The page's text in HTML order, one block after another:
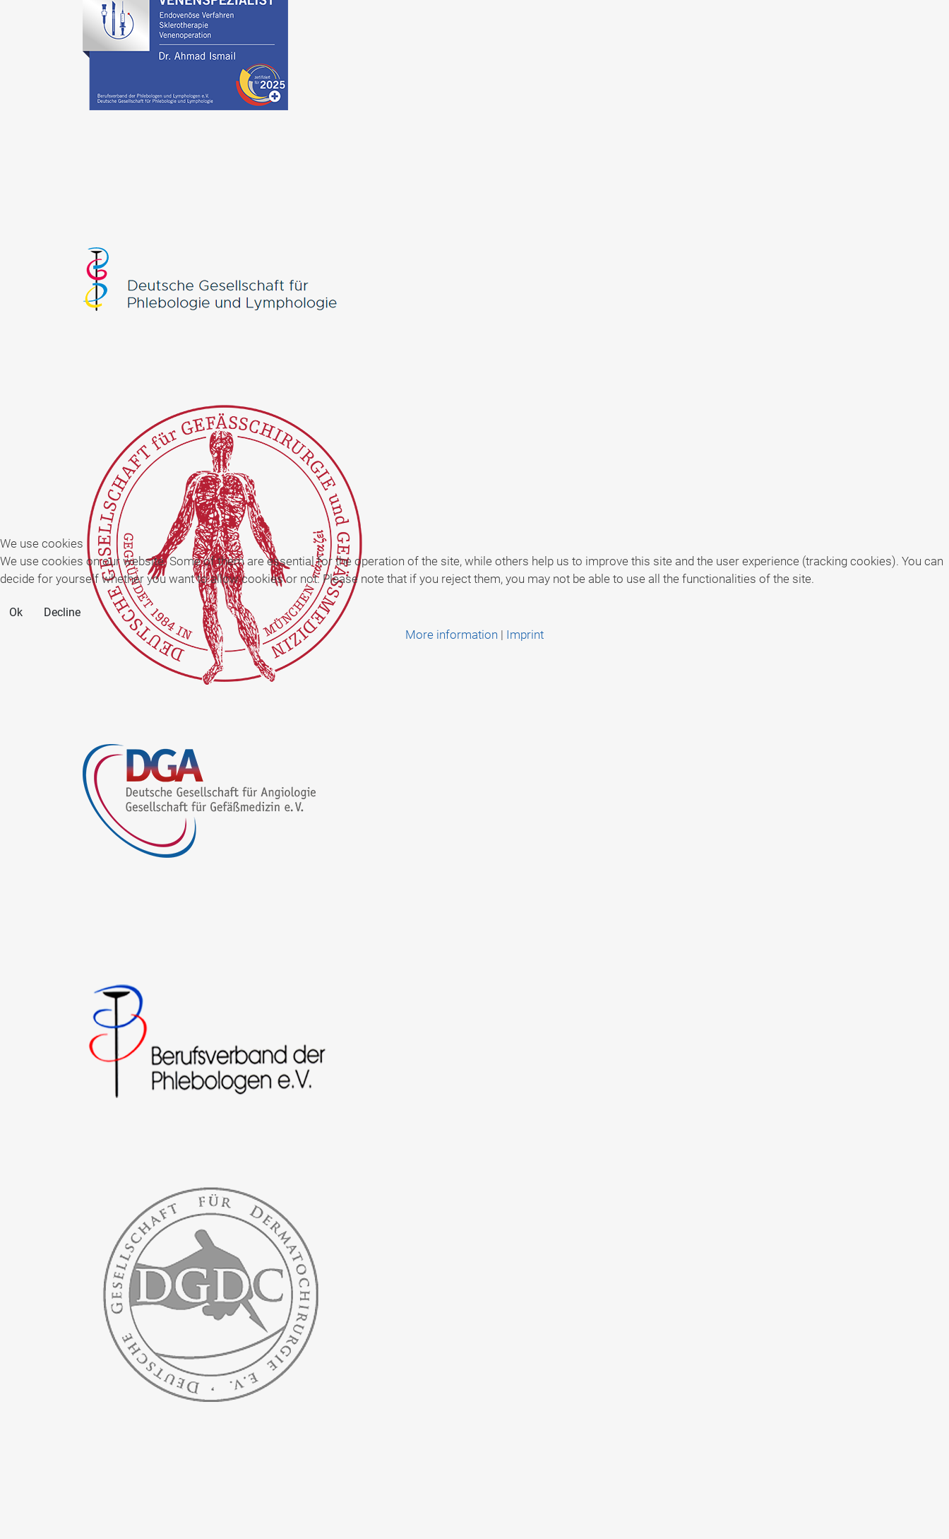
We use cookies
We use cookies on our website. Some of them are essential for the operation of the site, while others help us to improve this site and the user experience (tracking cookies). You can
decide for yourself whether you want to allow cookies or not. Please note that if you reject them, you may not be able to use all the functionalities of the site.
Ok Decline
More information | Imprint